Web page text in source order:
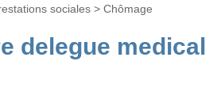
sociales >Chômage
delegue medical